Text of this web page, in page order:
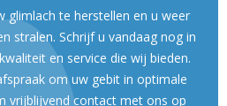
glimlach te herstellen en u weer
stralen. Schrijf u vandaag nog in
en service die wij bieden.
om uw gebit in optimale
vrijblijvend contact met ons op